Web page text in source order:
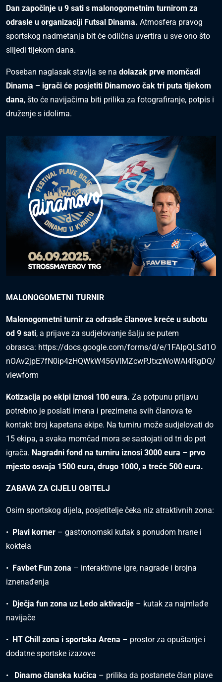
Dan započinje u 9 sati s malonogometnim turnirom za
odrasle u organizaciji Futsal Dinama. Atmosfera pravog
sportskog nadmetanja bit će odlična uvertira u sve ono što
slijedi tijekom dana.
Poseban naglasak stavlja se na dolazak prve momčadi
Dinama – igrači će posjetiti Dinamovo čak tri puta tijekom
dana, što će navijačima biti prilika za fotografiranje, potpis i
druženje s idolima.
MALONOGOMETNI TURNIR
Malonogometni turnir za odrasle članove kreće u subotu
od 9 sati, a prijave za sudjelovanje šalju se putem
obrasca: https://docs.google.com/forms/d/e/1FAIpQLSd1O
nOAv2jpE7fN0ip4zHQWkW456VlMZcwPJtxzWoWAI4RgDQ/
viewform
Kotizacija po ekipi iznosi 100 eura. Za potpunu prijavu
potrebno je poslati imena i prezimena svih članova te
kontakt broj kapetana ekipe. Na turniru može sudjelovati do
15 ekipa, a svaka momčad mora se sastojati od tri do pet
igrača. Nagradni fond na turniru iznosi 3000 eura – prvo
mjesto osvaja 1500 eura, drugo 1000, a treće 500 eura.
ZABAVA ZA CIJELU OBITELJ
Osim sportskog dijela, posjetitelje čeka niz atraktivnih zona:
•⁠ ⁠Plavi korner – gastronomski kutak s ponudom hrane i
koktela
•⁠ ⁠Favbet Fun zona – interaktivne igre, nagrade i brojna
iznenađenja
•⁠ ⁠ Dječja fun zona uz Ledo aktivacije – kutak za najmlađe
navijače
•⁠ ⁠ HT Chill zona i sportska Arena – prostor za opuštanje i
dodatne sportske izazove
•⁠ Dinamo članska kućica – prilika da postanete član plave